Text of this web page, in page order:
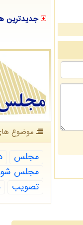
جدیدترین
موضوع
مجلس
مجلس
تصویب